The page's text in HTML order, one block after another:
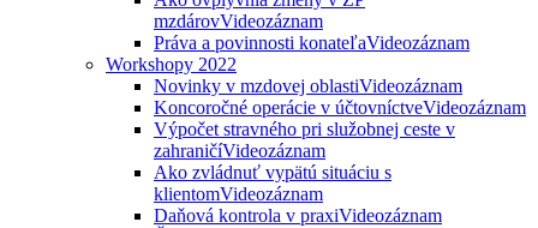
mzdárovVideozáznam
Práva a povinnosti konateľaVideozáznam
Workshopy 2022
Novinky v mzdovej oblastiVideozáznam
Koncoročné operácie v účtovníctveVideozáznam
Výpočet stravného pri služobnej ceste v
zahraničíVideozáznam
Ako zvládnuť vypätú situáciu s
klientomVideozáznam
Daňová kontrola v praxiVideozáznam